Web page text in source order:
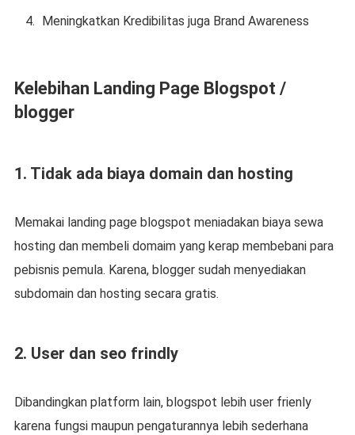
Meningkatkan Kredibilitas juga Brand Awareness
Kelebihan Landing Page Blogspot /
blogger
1. Tidak ada biaya domain dan hosting
Memakai landing page blogspot meniadakan biaya sewa
hosting dan membeli domaim yang kerap membebani para
pebisnis pemula. Karena, blogger sudah menyediakan
subdomain dan hosting secara gratis.
2. User dan seo frindly
Dibandingkan platform lain, blogspot lebih user frienly
karena fungsi maupun pengaturannya lebih sederhana